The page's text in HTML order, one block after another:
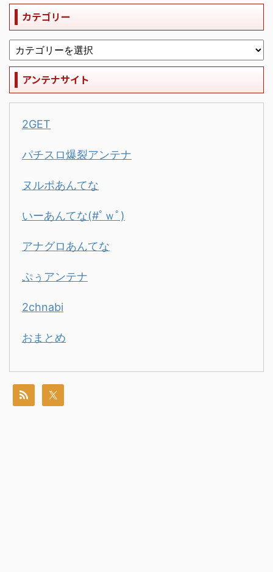
カテゴリー
アンテナサイト
2GET
パチスロ爆裂アンテナ
ヌルポあんてな
いーあんてな(#ﾟｗﾟ)
アナグロあんてな
ぷぅアンテナ
2chnabi
おまとめ